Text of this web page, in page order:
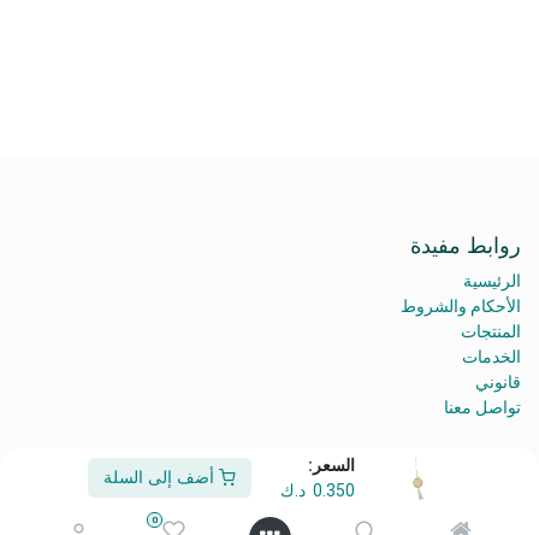
السعر:
0.350 د.ك
أضف إلى السلة
0
روابط مفيدة
الرئيسية
الأحكام والشروط
المنتجات
الخدمات
قانوني
تواصل معنا